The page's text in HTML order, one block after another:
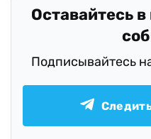
Оставайтесь
Подписывайтесь